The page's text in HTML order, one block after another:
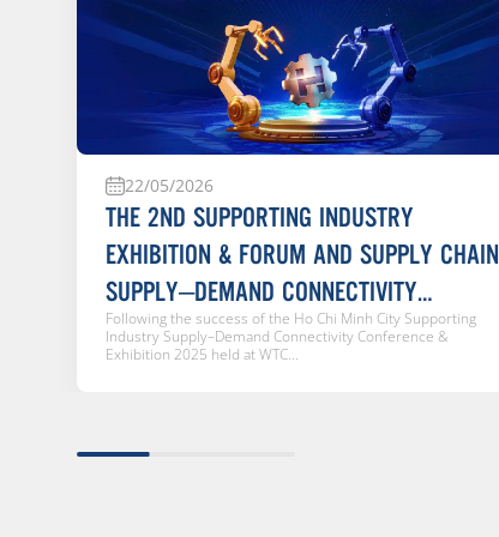
22/05/2026
THE 2ND SUPPORTING INDUSTRY
EXHIBITION & FORUM AND SUPPLY CHAIN
SUPPLY–DEMAND CONNECTIVITY
CONFERENCE 2026
Following the success of the Ho Chi Minh City Supporting
Industry Supply–Demand Connectivity Conference &
Exhibition 2025 held at WTC...